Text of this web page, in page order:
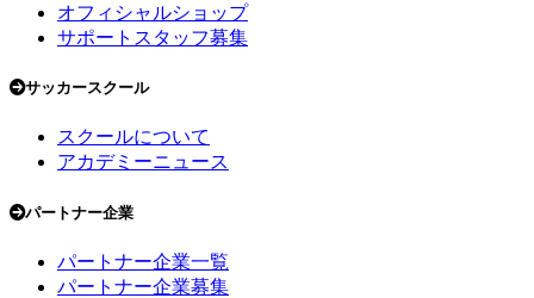
オフィシャルショップ
サポートスタッフ募集
サッカースクール
スクールについて
アカデミーニュース
パートナー企業
パートナー企業一覧
パートナー企業募集